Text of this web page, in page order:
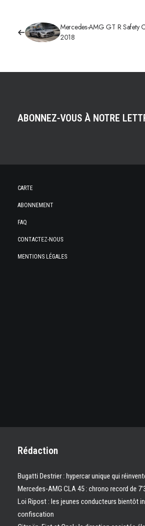
Mercedes-AMG GT R Safety
2018
ABONNEZ-VOUS À NOTRE
CARTE
ABONNEMENT
FAQ
CONTACTEZ-NOUS
MENTIONS LÉGALES
Rédaction
Bugatti Destrier : hypercar unique qui
Mercedes-AMG CLA 45 : chrono record de
Loi Ripost : les jeunes conducteurs bientôt
confiscation